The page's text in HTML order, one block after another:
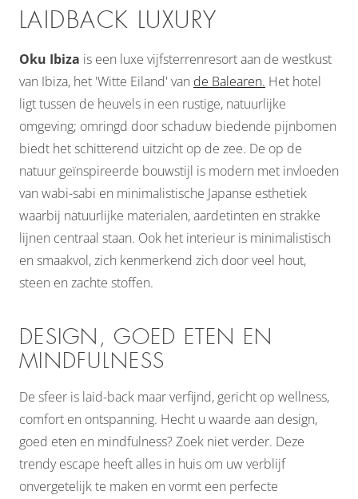
LAIDBACK LUXURY
Oku Ibiza is een luxe vijfsterrenresort aan de westkust
van Ibiza, het 'Witte Eiland' van de Balearen. Het hotel
ligt tussen de heuvels in een rustige, natuurlijke
omgeving; omringd door schaduw biedende pijnbomen
biedt het schitterend uitzicht op de zee. De op de
natuur geïnspireerde bouwstijl is modern met invloeden
van wabi-sabi en minimalistische Japanse esthetiek
waarbij natuurlijke materialen, aardetinten en strakke
lijnen centraal staan. Ook het interieur is minimalistisch
en smaakvol, zich kenmerkend zich door veel hout,
steen en zachte stoffen.
DESIGN, GOED ETEN EN
MINDFULNESS
De sfeer is laid-back maar verfijnd, gericht op wellness,
comfort en ontspanning. Hecht u waarde aan design,
goed eten en mindfulness? Zoek niet verder. Deze
trendy escape heeft alles in huis om uw verblijf
onvergetelijk te maken en vormt een perfecte